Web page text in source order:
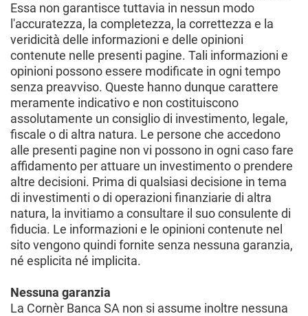
Essa non garantisce tuttavia in nessun modo
l'accuratezza, la completezza, la correttezza e la
veridicità delle informazioni e delle opinioni
contenute nelle presenti pagine. Tali informazioni e
opinioni possono essere modificate in ogni tempo
senza preavviso. Queste hanno dunque carattere
meramente indicativo e non costituiscono
assolutamente un consiglio di investimento, legale,
fiscale o di altra natura. Le persone che accedono
alle presenti pagine non vi possono in ogni caso fare
affidamento per attuare un investimento o prendere
altre decisioni. Prima di qualsiasi decisione in tema
di investimenti o di operazioni finanziarie di altra
natura, la invitiamo a consultare il suo consulente di
fiducia. Le informazioni e le opinioni contenute nel
sito vengono quindi fornite senza nessuna garanzia,
né esplicita né implicita.
Nessuna garanzia
La Cornèr Banca SA non si assume inoltre nessuna